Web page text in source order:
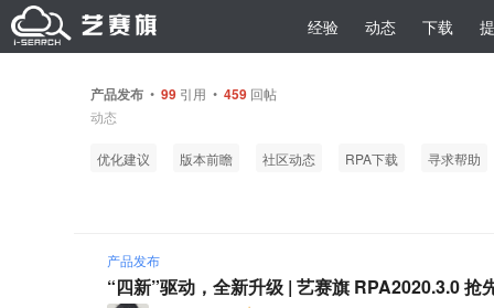
经验 动态 下载
产品发布 •99 引用 •459 回帖
动态
优化建议 版本前瞻 社区动态 RPA下载 寻求帮助
产品发布
“四新”驱动，全新升级 | 艺赛旗 RPA2020.3.0 抢